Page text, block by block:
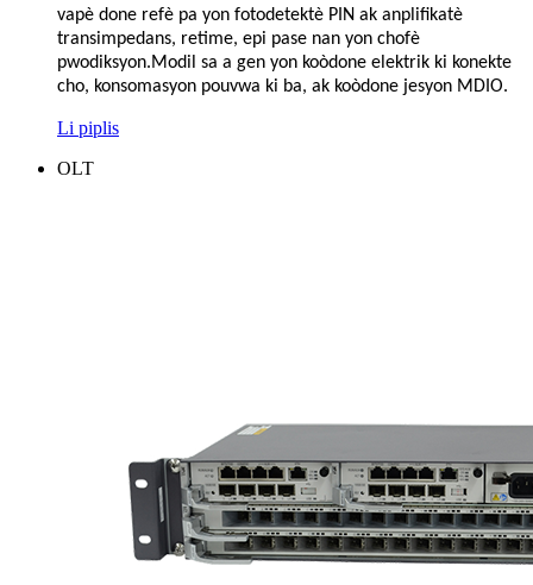
vapè done refè pa yon fotodetektè PIN ak anplifikatè
transimpedans, retime, epi pase nan yon chofè
pwodiksyon.Modil sa a gen yon koòdone elektrik ki konekte
cho, konsomasyon pouvwa ki ba, ak koòdone jesyon MDIO.
Li piplis
OLT